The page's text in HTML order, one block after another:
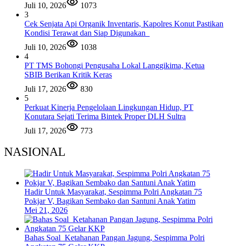
Juli 10, 2026
1073
3
Cek Senjata Api Organik Inventaris, Kapolres Konut Pastikan
Kondisi Terawat dan Siap Digunakan
Juli 10, 2026
1038
4
PT TMS Bohongi Pengusaha Lokal Langgikima, Ketua
SBIB Berikan Kritik Keras
Juli 17, 2026
830
5
Perkuat Kinerja Pengelolaan Lingkungan Hidup, PT
Konutara Sejati Terima Bintek Proper DLH Sultra
Juli 17, 2026
773
NASIONAL
Hadir Untuk Masyarakat, Sespimma Polri Angkatan 75
Pokjar V, Bagikan Sembako dan Santuni Anak Yatim
Mei 21, 2026
Bahas Soal Ketahanan Pangan Jagung, Sespimma Polri